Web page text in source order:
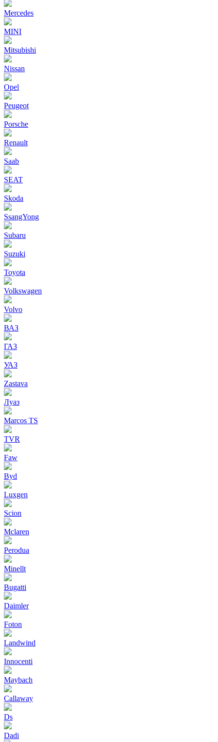
Mercedes
MINI
Mitsubishi
Nissan
Opel
Peugeot
Porsche
Renault
Saab
SEAT
Skoda
SsangYong
Subaru
Suzuki
Toyota
Volkswagen
Volvo
ВАЗ
ГАЗ
УАЗ
Zastava
Луаз
Marcos TS
TVR
Faw
Byd
Luxgen
Scion
Mclaren
Perodua
Minellt
Bugatti
Daimler
Foton
Landwind
Innocenti
Maybach
Callaway
Ds
Dadi